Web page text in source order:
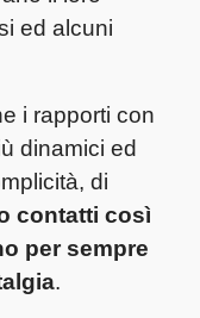
ed alcuni
i rapporti con
dinamici ed
di
contatti così
per sempre
.